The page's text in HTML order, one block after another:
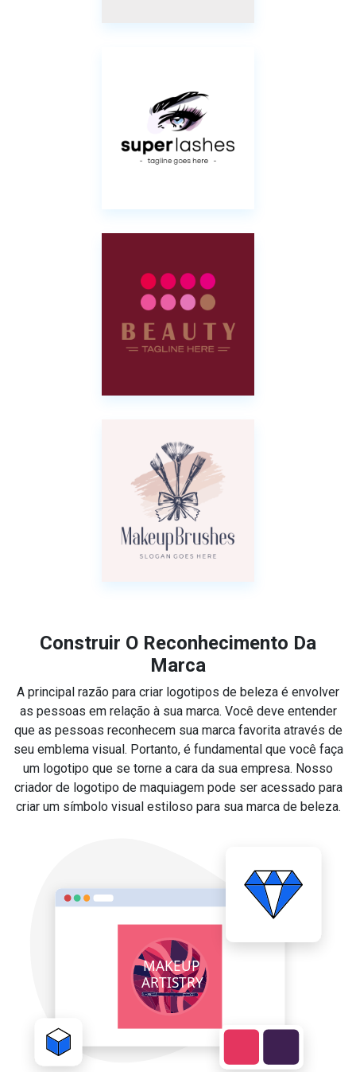
Construir O Reconhecimento Da
Marca
A principal razão para criar logotipos de beleza é envolver
as pessoas em relação à sua marca. Você deve entender
que as pessoas reconhecem sua marca favorita através de
seu emblema visual. Portanto, é fundamental que você faça
um logotipo que se torne a cara da sua empresa. Nosso
criador de logotipo de maquiagem pode ser acessado para
criar um símbolo visual estiloso para sua marca de beleza.